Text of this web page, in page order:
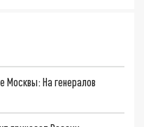
Москвы: На генералов